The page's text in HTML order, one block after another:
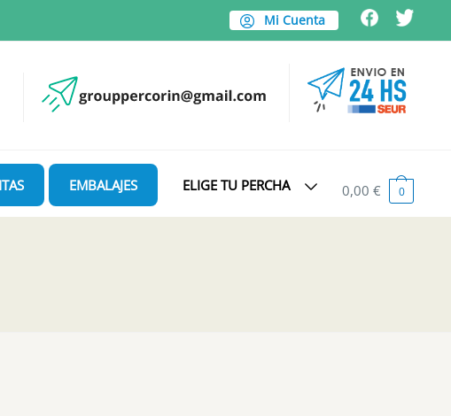
Mi Cuenta
EMBALAJES ELIGE TU PERCHA 0,00€ 0